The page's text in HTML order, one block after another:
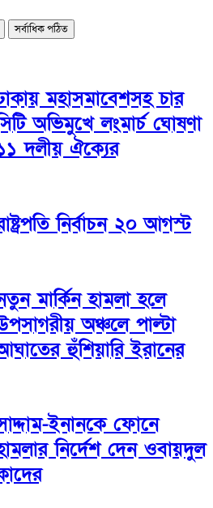
সর্বাধিক পঠিত
মহাসমাবেশসহ চার
অভিমুখে লংমার্চ ঘোষণা
দলীয় ঐক্যের
নির্বাচন ২০ আগস্ট
মার্কিন হামলা হলে
অঞ্চলে পাল্টা
হুঁশিয়ারি ইরানের
ইনানকে ফোনে
নির্দেশ দেন ওবায়দুল